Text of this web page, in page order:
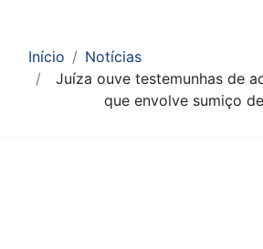
Início
Notícias
Juíza ouve testemunhas de
que envolve sumiço